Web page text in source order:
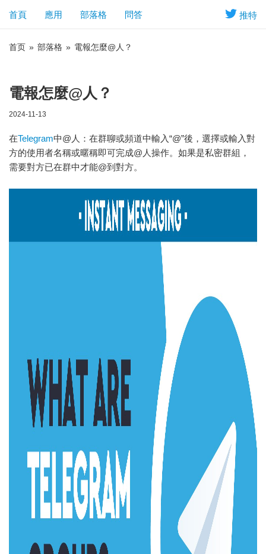
推特
首頁 應用 部落格 問答
首页 » 部落格 » 電報怎麼@人？
電報怎麼@人？
2024-11-13
在Telegram中@人：在群聊或頻道中輸入“@”後，選擇或輸入對
方的使用者名稱或暱稱即可完成@人操作。如果是私密群組，
需要對方已在群中才能@到對方。